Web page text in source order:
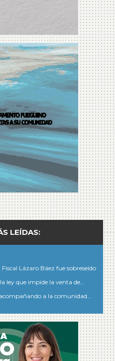
LEÍDAS:
Lázaro Báez fue sobreseído
ley que impide la venta de…
a la comunidad…